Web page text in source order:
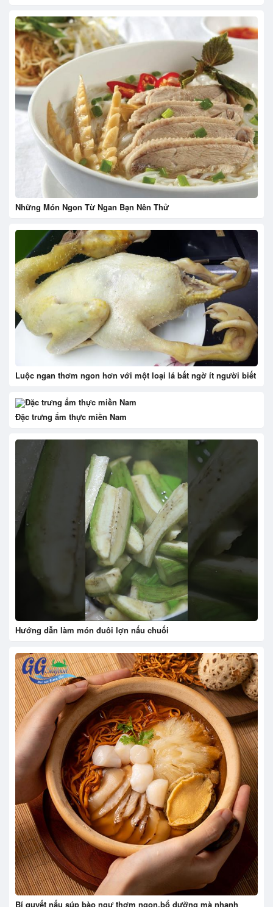
Những Món Ngon Từ Ngan Bạn Nên Thử
Luộc ngan thơm ngon hơn với một loại lá bất ngờ ít người biết
Đặc trưng ẩm thực miền Nam
Hướng dẫn làm món đuôi lợn nấu chuối
Bí quyết nấu súp bào ngư thơm ngon,bổ dưỡng mà nhanh